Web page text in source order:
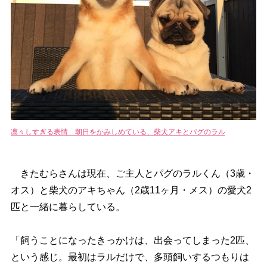
凛々しすぎる表情…朝日をかみしめている、柴犬アキとパグのラル
きたむらさんは現在、ご主人とパグのラルくん（3歳・
オス）と柴犬のアキちゃん（2歳11ヶ月・メス）の愛犬2
匹と一緒に暮らしている。
「飼うことになったきっかけは、出会ってしまった2匹、
という感じ。最初はラルだけで、多頭飼いするつもりは